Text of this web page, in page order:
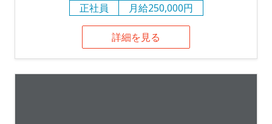
正社員
月給250,000円
詳細を見る